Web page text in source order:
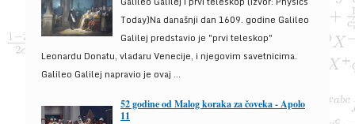
Today)Na današnji dan 1609. godine Galileo
Galilej predstavio je "prvi teleskop"
Leonardu Donatu, vladaru Venecije, i njegovim savetnicima.
Galileo Galilej napravio je ovaj ...
52 godine od Malog koraka za čoveka - Apolo
11